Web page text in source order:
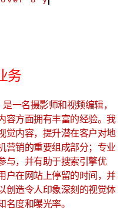
务
一名摄影师和视频编辑，
容方面拥有丰富的经验。我
觉内容，提升潜在客户对地
营销的重要组成部分；专业
与，并有助于搜索引擎优
户在网站上停留的时间，并
创造令人印象深刻的视觉体
度和曝光率。